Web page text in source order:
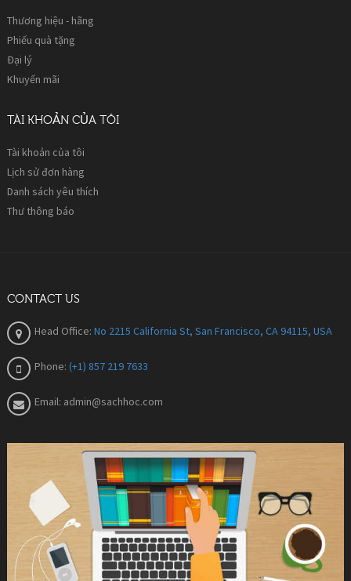
Thương hiệu - hãng
Phiếu quà tặng
Đại lý
Khuyến mãi
TÀI KHOẢN CỦA TÔI
Tài khoản của tôi
Lịch sử đơn hàng
Danh sách yêu thích
Thư thông báo
CONTACT US
Head Office: No 2215 California St, San Francisco, CA 94115, USA
Phone: (+1) 857 219 7633
Email: admin@sachhoc.com